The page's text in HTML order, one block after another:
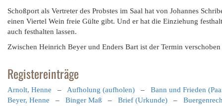
Schoßport als Vertreter des Probstes im Saal hat von Johannes
einen Viertel Wein freie Gülte gibt. Und er hat die Einziehung
auch festhalten lassen.
Zwischen Heinrich Beyer und Enders Bart ist der Termin
Registereinträge
Arnolt, Henne – Aufholung (aufholen) – Bann und Frieden
Beyer, Henne – Binger Maß – Brief (Urkunde) –